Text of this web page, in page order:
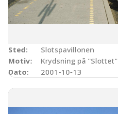
Sted:
Slotspavillonen
Motiv:
Krydsning på "Slottet"
Dato:
2001-10-13